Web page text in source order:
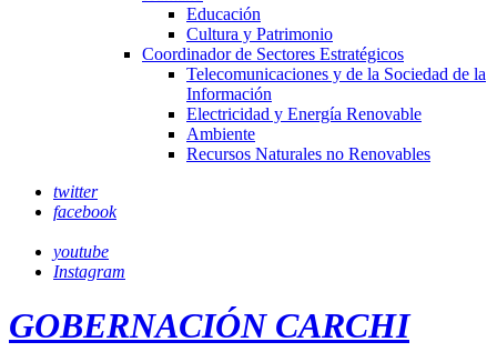
Educación
Cultura y Patrimonio
Coordinador de Sectores Estratégicos
Telecomunicaciones y de la Sociedad de la
Información
Electricidad y Energía Renovable
Ambiente
Recursos Naturales no Renovables
twitter
facebook
youtube
Instagram
GOBERNACIÓN CARCHI